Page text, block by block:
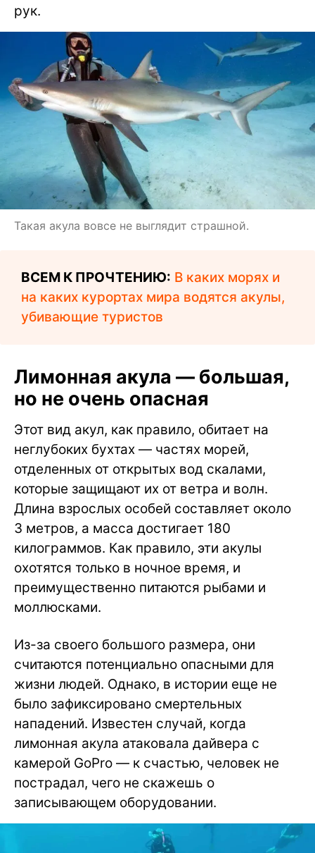
рук.
Такая акула вовсе не выглядит страшной.
ВСЕМ К ПРОЧТЕНИЮ: В каких морях и
на каких курортах мира водятся акулы,
убивающие туристов
Лимонная акула — большая,
но не очень опасная
Этот вид акул, как правило, обитает на
неглубоких бухтах — частях морей,
отделенных от открытых вод скалами,
которые защищают их от ветра и волн.
Длина взрослых особей составляет около
3 метров, а масса достигает 180
килограммов. Как правило, эти акулы
охотятся только в ночное время, и
преимущественно питаются рыбами и
моллюсками.
Из-за своего большого размера, они
считаются потенциально опасными для
жизни людей. Однако, в истории еще не
было зафиксировано смертельных
нападений. Известен случай, когда
лимонная акула атаковала дайвера с
камерой GoPro — к счастью, человек не
пострадал, чего не скажешь о
записывающем оборудовании.